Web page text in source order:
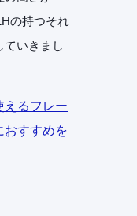
の持つそれ
ていきまし
えるフレー
おすすめを